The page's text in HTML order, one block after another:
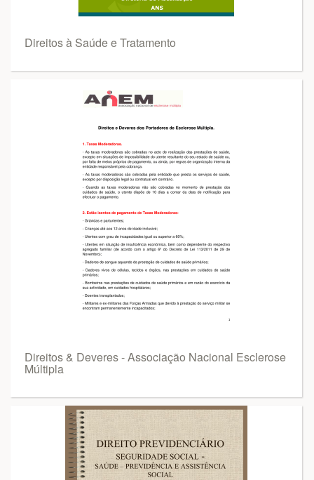
Direitos à Saúde e Tratamento
Direitos & Deveres - Associação Nacional Esclerose
Múltipla